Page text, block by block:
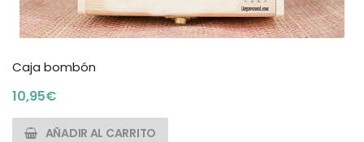
Caja bombón
10,95€
AÑADIR AL CARRITO